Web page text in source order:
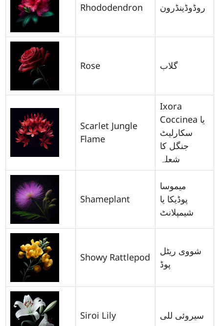
Rhododendron روڈوڈینڈرون
Rose گلاب
Scarlet Jungle
Flame
Ixora
Coccinea یا
سکارلیٹ
جنگل کا
شعلہ
Shameplant
میموسا
پوڈیکا یا
شیمپلانٹ
Showy Rattlepod
شووی ریٹل
پوڈ
Siroi Lily سیروئی للی